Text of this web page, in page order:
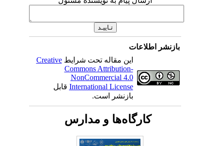
بازنشر اطلاعات
این مقاله تحت شرایطCreative
Commons Attribution-
NonCommercial 4.0
International Licenseقابل
بازنشر است.
کارگاه‌ها و مدارس